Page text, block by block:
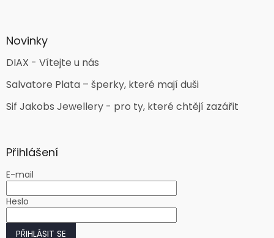
Novinky
DIAX - Vítejte u nás
Salvatore Plata – šperky, které mají duši
Sif Jakobs Jewellery - pro ty, které chtějí zazářit
Přihlášení
E-mail
Heslo
PŘIHLÁSIT SE